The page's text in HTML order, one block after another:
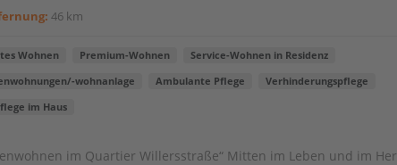
46 km
Wohnen Premium-Wohnen Service-Wohnen in Residenz
wohnanlage Ambulante Pflege Verhinderungspflege
im Haus
im Quartier Willersstraße“ Mitten im Leben und im